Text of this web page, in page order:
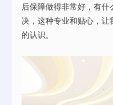
后保障做得非常好，有
决，这种专业和贴心，
的认识。